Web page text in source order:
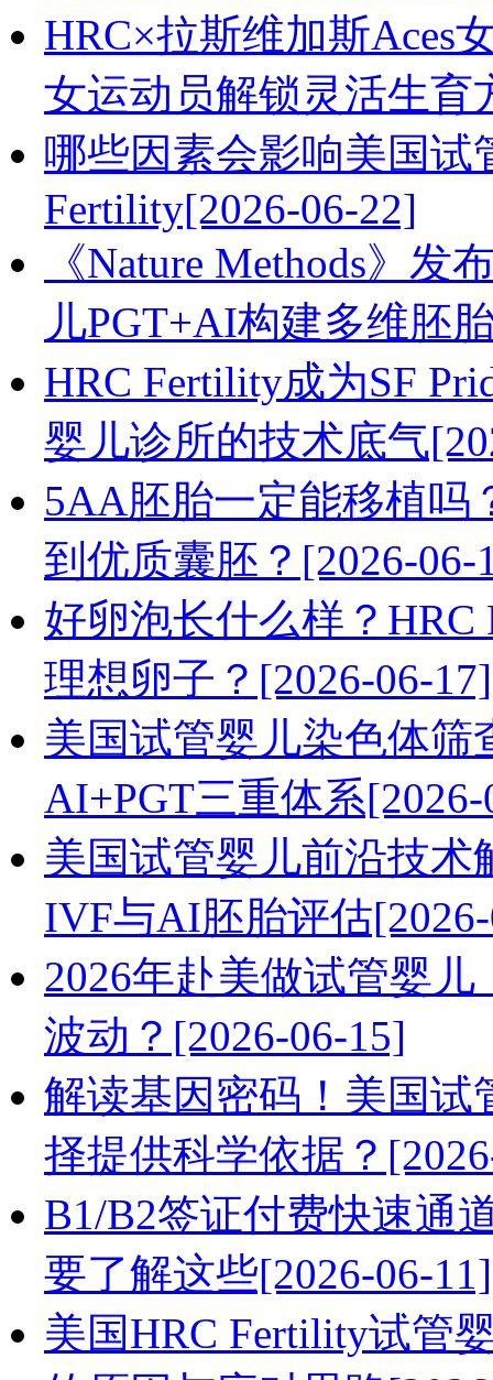
HRC×拉斯维加斯Aces
女运动员解锁灵活生育
哪些因素会影响美国试
Fertility[2026-06-22]
《Nature Methods》
儿PGT+AI构建多维胚
HRC Fertility成为SF
婴儿诊所的技术底气
5AA胚胎一定能移植吗
到优质囊胚？[2026-06-
好卵泡长什么样？
理想卵子？[2026-06-17]
美国试管婴儿染色体筛
AI+PGT三重体系[2026-
美国试管婴儿前沿技
IVF与AI胚胎评估
2026年赴美做试管婴
波动？[2026-06-15]
解读基因密码！美国试
择提供科学依据？
B1/B2签证付费快速通
要了解这些[2026-06-11]
美国HRC Fertility试管